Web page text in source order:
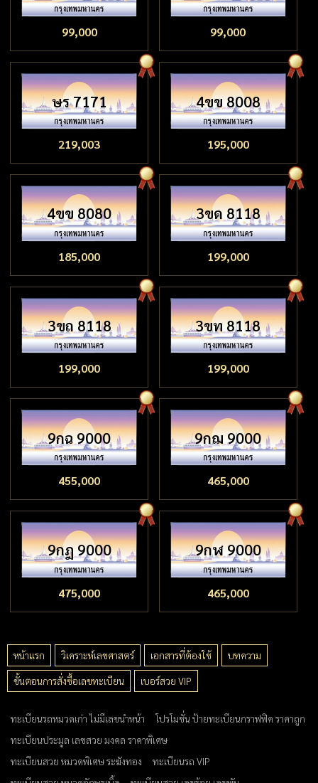
99,000 99,000
ษร 7171
219,003
4ขข 8008
195,000
4ขข 8080
185,000
3ขด 8118
199,000
3ขถ 8118
199,000
3ขท 8118
199,000
9กฉ 9000
455,000
9กฌ 9000
465,000
9กฎ 9000
475,000
9กฬ 9000
465,000
หน้าแรก วิเคราะห์เลขศาสตร์ เอกสารที่ต้องใช้
บทความ
ขั้นตอนการสั่งซื้อเลขทะเบียน
เบอร์สวย VIP
ทะเบียนรถหมวดเก่า ไม่มีเลขนำหน้า
โปรโมชั่น ป้ายทะเบียนกราฟฟิค ราคาถูก
ทะเบียนประมูล เลขสวย มงคล ราคาพิเศษ
ทะเบียนสวย หมวดพิเศษ ระฆังทอง
ทะเบียนรถ VIP